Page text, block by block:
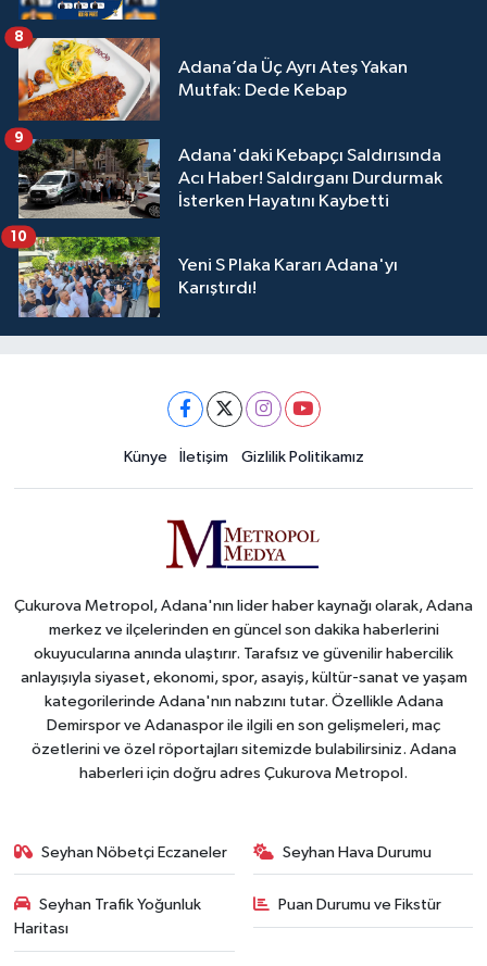
Adana’da Üç Ayrı Ateş Yakan
Mutfak: Dede Kebap
8
Adana'daki Kebapçı Saldırısında
Acı Haber! Saldırganı Durdurmak
İsterken Hayatını Kaybetti
9
Yeni S Plaka Kararı Adana'yı
Karıştırdı!
10
Künye İletişim Gizlilik Politikamız
Çukurova Metropol, Adana'nın lider haber kaynağı olarak, Adana
merkez ve ilçelerinden en güncel son dakika haberlerini
okuyucularına anında ulaştırır. Tarafsız ve güvenilir habercilik
anlayışıyla siyaset, ekonomi, spor, asayiş, kültür-sanat ve yaşam
kategorilerinde Adana'nın nabzını tutar. Özellikle Adana
Demirspor ve Adanaspor ile ilgili en son gelişmeleri, maç
özetlerini ve özel röportajları sitemizde bulabilirsiniz. Adana
haberleri için doğru adres Çukurova Metropol.
Seyhan Nöbetçi Eczaneler Seyhan Hava Durumu
Seyhan Trafik Yoğunluk
Haritası
Puan Durumu ve Fikstür